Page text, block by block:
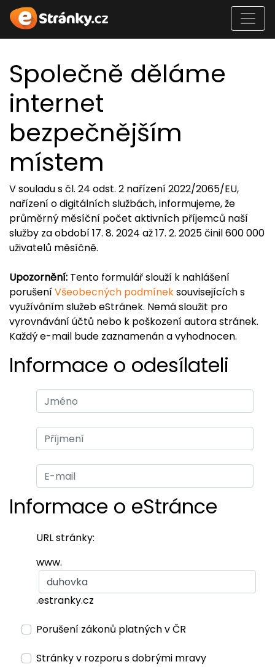
Společně děláme
internet
bezpečnějším
místem
V souladu s čl. 24 odst. 2 nařízení 2022/2065/EU,
nařízení o digitálních službách, informujeme, že
průměrný měsíční počet aktivních příjemců naší
služby za období 17. 8. 2024 až 17. 2. 2025 činil 600 000
uživatelů měsíčně.
Upozornění: Tento formulář slouží k nahlášení
porušeníVšeobecných podmíneksouvisejících s
využíváním služeb eStránek. Nemá sloužit pro
vyrovnávání účtů nebo k poškození autora stránek.
Každý e-mail bude zaznamenán a vyhodnocen.
Informace o odesílateli
Informace o eStránce
URL stránky:
www.
.estranky.cz
Porušení zákonů platných v ČR
Stránky v rozporu s dobrými mravy